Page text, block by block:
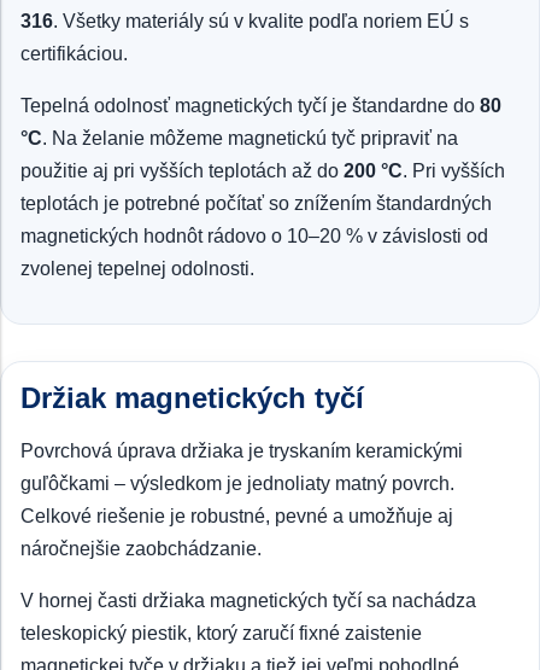
316. Všetky materiály sú v kvalite podľa noriem EÚ s
certifikáciou.
Tepelná odolnosť magnetických tyčí je štandardne do 80
°C. Na želanie môžeme magnetickú tyč pripraviť na
použitie aj pri vyšších teplotách až do 200 °C. Pri vyšších
teplotách je potrebné počítať so znížením štandardných
magnetických hodnôt rádovo o 10–20 % v závislosti od
zvolenej tepelnej odolnosti.
Držiak magnetických tyčí
Povrchová úprava držiaka je tryskaním keramickými
guľôčkami – výsledkom je jednoliaty matný povrch.
Celkové riešenie je robustné, pevné a umožňuje aj
náročnejšie zaobchádzanie.
V hornej časti držiaka magnetických tyčí sa nachádza
teleskopický piestik, ktorý zaručí fixné zaistenie
magnetickej tyče v držiaku a tiež jej veľmi pohodlné